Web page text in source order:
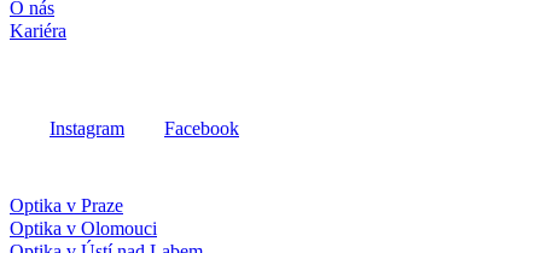
O nás
Kariéra
Instagram Facebook
Optika v Praze
Optika v Olomouci